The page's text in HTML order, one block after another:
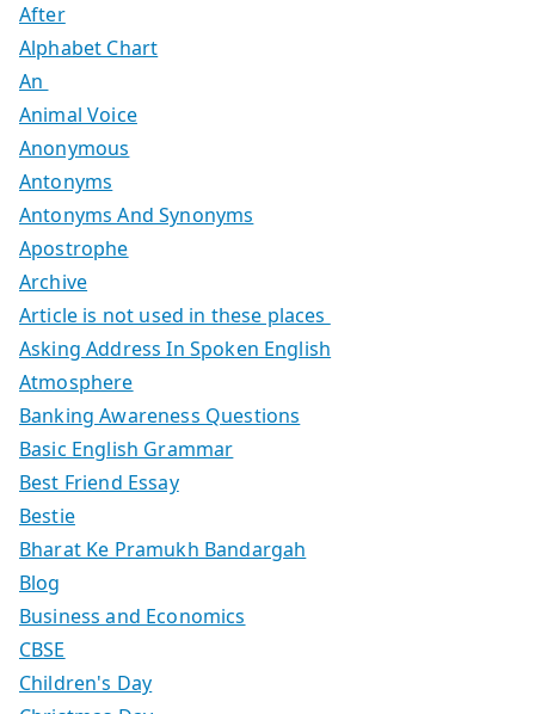
After
Alphabet Chart
An
Animal Voice
Anonymous
Antonyms
Antonyms And Synonyms
Apostrophe
Archive
Article is not used in these places
Asking Address In Spoken English
Atmosphere
Banking Awareness Questions
Basic English Grammar
Best Friend Essay
Bestie
Bharat Ke Pramukh Bandargah
Blog
Business and Economics
CBSE
Children's Day